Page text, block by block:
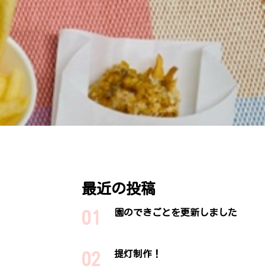
最近の投稿
園のできごとを更新しました
提灯制作！